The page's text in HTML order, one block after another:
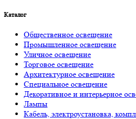
Каталог
Общественное освещение
Промышленное освещение
Уличное освещение
Торговое освещение
Архитектурное освещение
Специальное освещение
Декоративное и интерьерное
Лампы
Кабель, электроустановка,